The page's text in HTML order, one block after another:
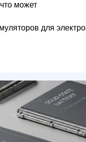
может
для